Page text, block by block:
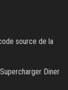
source de la
Diner